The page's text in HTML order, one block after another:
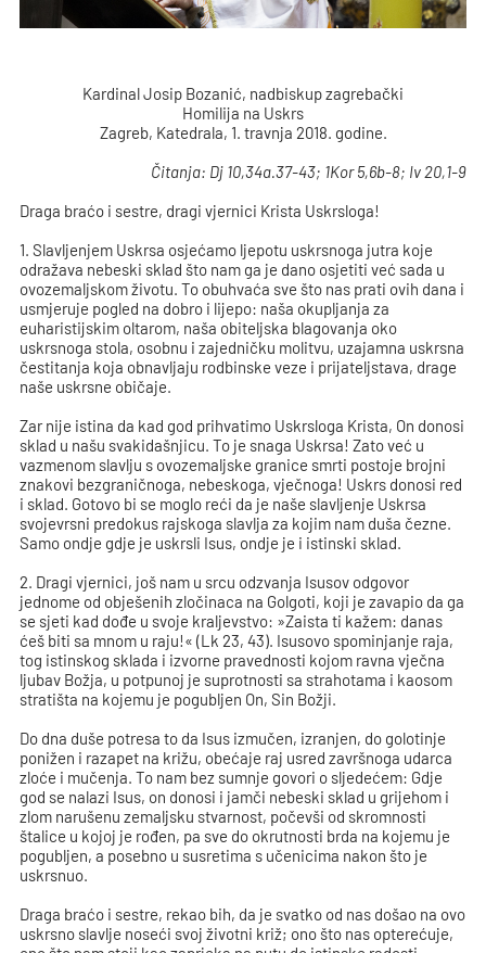
Kardinal Josip Bozanić, nadbiskup zagrebački
Homilija na Uskrs
Zagreb, Katedrala, 1. travnja 2018. godine.
Čitanja: Dj 10,34a.37-43; 1Kor 5,6b-8; Iv 20,1-9
Draga braćo i sestre, dragi vjernici Krista Uskrsloga!
1. Slavljenjem Uskrsa osjećamo ljepotu uskrsnoga jutra koje
odražava nebeski sklad što nam ga je dano osjetiti već sada u
ovozemaljskom životu. To obuhvaća sve što nas prati ovih dana i
usmjeruje pogled na dobro i lijepo: naša okupljanja za
euharistijskim oltarom, naša obiteljska blagovanja oko
uskrsnoga stola, osobnu i zajedničku molitvu, uzajamna uskrsna
čestitanja koja obnavljaju rodbinske veze i prijateljstava, drage
naše uskrsne običaje.
Zar nije istina da kad god prihvatimo Uskrsloga Krista, On donosi
sklad u našu svakidašnjicu. To je snaga Uskrsa! Zato već u
vazmenom slavlju s ovozemaljske granice smrti postoje brojni
znakovi bezgraničnoga, nebeskoga, vječnoga! Uskrs donosi red
i sklad. Gotovo bi se moglo reći da je naše slavljenje Uskrsa
svojevrsni predokus rajskoga slavlja za kojim nam duša čezne.
Samo ondje gdje je uskrsli Isus, ondje je i istinski sklad.
2. Dragi vjernici, još nam u srcu odzvanja Isusov odgovor
jednome od obješenih zločinaca na Golgoti, koji je zavapio da ga
se sjeti kad dođe u svoje kraljevstvo: »Zaista ti kažem: danas
ćeš biti sa mnom u raju!« (Lk 23, 43). Isusovo spominjanje raja,
tog istinskog sklada i izvorne pravednosti kojom ravna vječna
ljubav Božja, u potpunoj je suprotnosti sa strahotama i kaosom
stratišta na kojemu je pogubljen On, Sin Božji.
Do dna duše potresa to da Isus izmučen, izranjen, do golotinje
ponižen i razapet na križu, obećaje raj usred završnoga udarca
zloće i mučenja. To nam bez sumnje govori o sljedećem: Gdje
god se nalazi Isus, on donosi i jamči nebeski sklad u grijehom i
zlom narušenu zemaljsku stvarnost, počevši od skromnosti
štalice u kojoj je rođen, pa sve do okrutnosti brda na kojemu je
pogubljen, a posebno u susretima s učenicima nakon što je
uskrsnuo.
Draga braćo i sestre, rekao bih, da je svatko od nas došao na ovo
uskrsno slavlje noseći svoj životni križ; ono što nas opterećuje,